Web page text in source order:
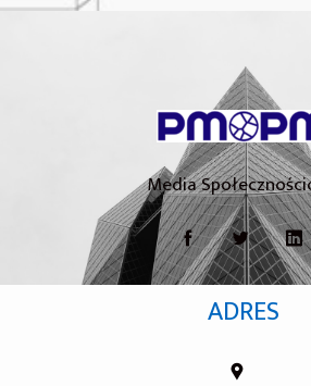
Media
ADRES